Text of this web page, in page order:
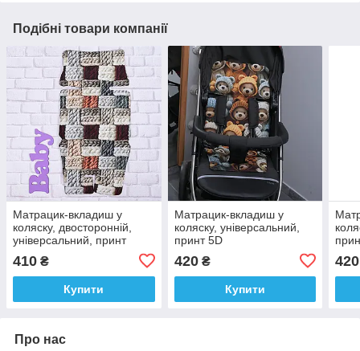
Подібні товари компанії
Матрацик-вкладиш у
коляску, двосторонній,
універсальний, принт
бавовна+плюш, 69*36 см
410 ₴
Купити
Матрацик-вкладиш у
коляску, універсальний,
принт 5D
Ведмедики+косички, 100%
бавовна, 69*36 см
420₴
Купити
420
Про нас